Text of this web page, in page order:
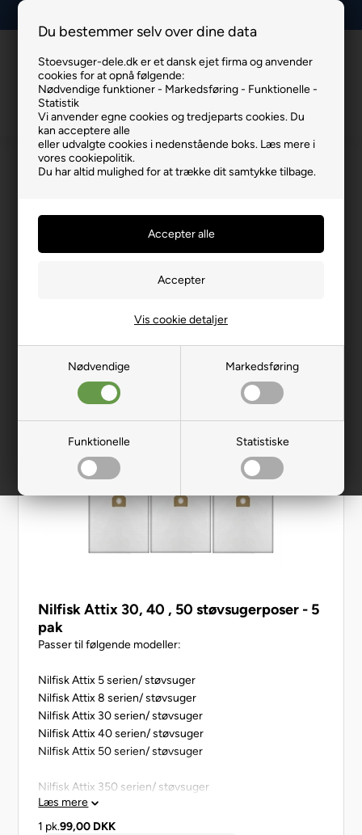
Du bestemmer selv over dine data
Stoevsuger-dele.dk er et dansk ejet firma og anvender
cookies for at opnå følgende:
Nødvendige funktioner - Markedsføring - Funktionelle -
Statistik
Vi anvender egne cookies og tredjeparts cookies. Du
kan acceptere alle
eller udvalgte cookies i nedenstående boks. Læs mere i
vores cookiepolitik.
Du har altid mulighed for at trække dit samtykke tilbage.
Nødvendige Markedsføring
Funktionelle Statistiske
Vis cookie detaljer
InfoKurv
NILFISK ATTIX 30-2M XC STØVSUGER
TILBEHØR
Nilfisk Attix 30, 40 , 50 støvsugerposer - 5
pak
Passer til følgende modeller:
Nilfisk Attix 5 serien/ støvsuger
Nilfisk Attix 8 serien/ støvsuger
Nilfisk Attix 30 serien/ støvsuger
Nilfisk Attix 40 serien/ støvsuger
Nilfisk Attix 50 serien/ støvsuger
Nilfisk Attix 350 serien/ støvsuger
Nilfisk Attix 360 serien/ støvsuger
Nilfisk Attix 590-21 serien/ støvsuger
Læs mere
1 pk.99,00 DKK